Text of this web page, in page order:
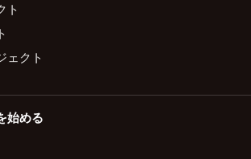
ト
ェクト
始める